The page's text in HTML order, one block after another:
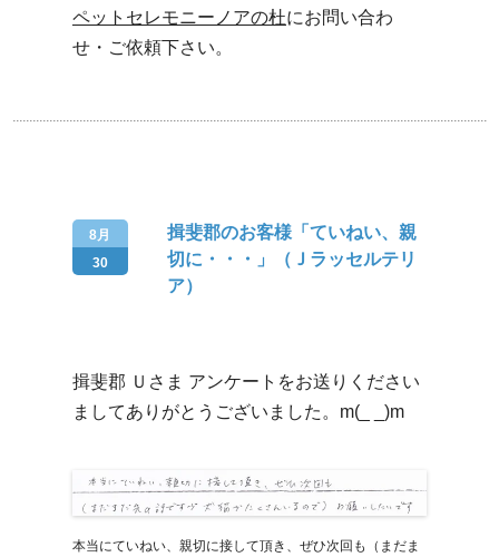
ペットセレモニーノアの杜にお問い合わ
せ・ご依頼下さい。
8月
30
揖斐郡のお客様「ていねい、親
切に・・・」（Ｊラッセルテリ
ア）
揖斐郡 Ｕさま アンケートをお送りください
ましてありがとうございました。m(_ _)m
本当にていねい、親切に接して頂き、ぜひ次回も（まだま